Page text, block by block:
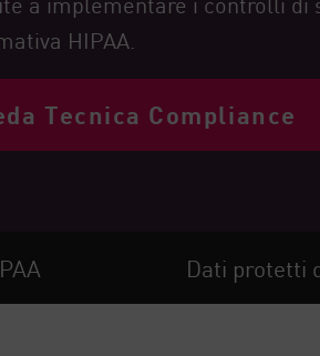
Surface Management
HIPAA.
Tecnica Compliance
Dati protetti